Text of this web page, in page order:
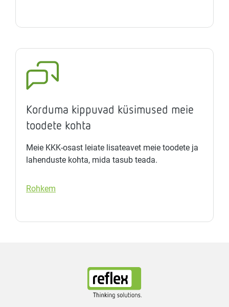
Korduma kippuvad küsimused meie
toodete kohta
Meie KKK-osast leiate lisateavet meie toodete ja
lahenduste kohta, mida tasub teada.
Rohkem